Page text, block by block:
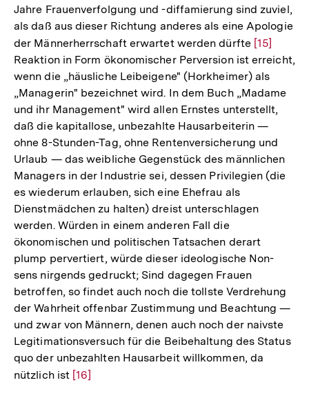
Jahre Frauenverfolgung und -diffamierung sind zuviel,
als daß aus dieser Richtung anderes als eine Apologie
der Männerherrschaft erwartet werden dürfte Zur
Auflösung
der
Fußnote
[15]
Reaktion in Form ökonomischer Perversion ist erreicht,
wenn die „häusliche Leibeigene" (Horkheimer) als
„Managerin" bezeichnet wird. In dem Buch „Madame
und ihr Management" wird allen Ernstes unterstellt,
daß die kapitallose, unbezahlte Hausarbeiterin —
ohne 8-Stunden-Tag, ohne Rentenversicherung und
Urlaub — das weibliche Gegenstück des männlichen
Managers in der Industrie sei, dessen Privilegien (die
es wiederum erlauben, sich eine Ehefrau als
Dienstmädchen zu halten) dreist unterschlagen
werden. Würden in einem anderen Fall die
ökonomischen und politischen Tatsachen derart
plump pervertiert, würde dieser ideologische Non-
sens nirgends gedruckt; Sind dagegen Frauen
betroffen, so findet auch noch die tollste Verdrehung
der Wahrheit offenbar Zustimmung und Beachtung —
und zwar von Männern, denen auch noch der naivste
Legitimationsversuch für die Beibehaltung des Status
quo der unbezahlten Hausarbeit willkommen, da
nützlich ist Zur
[16]